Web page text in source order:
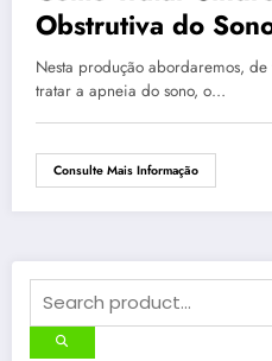
Obstrutiva do Sono
é Apneia do
Apneia? Causas?
Terapias?
Nesta produção abordaremos,
tratar a apneia do sono, o…
Consulte Mais Informação